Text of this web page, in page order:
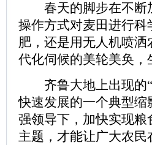
春天的脚步在不断
操作方式对麦田进行
肥，还是用无人机喷
代化伺候的美轮美奂，
齐鲁大地上出现的“
快速发展的一个典型
强领导下，加快实现
主题，才能让广大农